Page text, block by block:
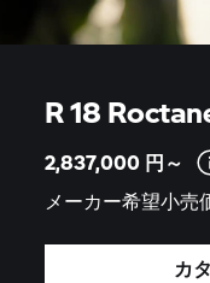
R 18
2,837,000 円～
メーカー希望小売
カ